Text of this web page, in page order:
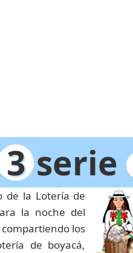
3serie
de la Lotería de
la noche del
los
de boyacá,